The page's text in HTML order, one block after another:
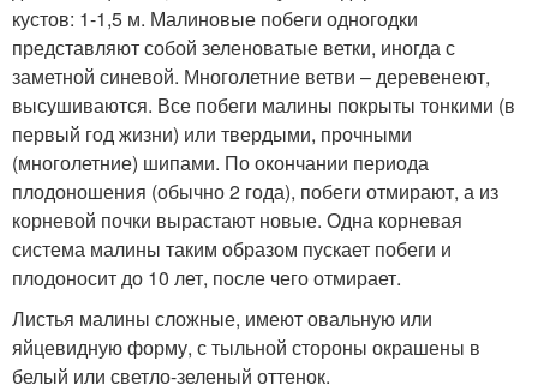
кустов: 1-1,5 м. Малиновые побеги одногодки
представляют собой зеленоватые ветки, иногда с
заметной синевой. Многолетние ветви – деревенеют,
высушиваются. Все побеги малины покрыты тонкими (в
первый год жизни) или твердыми, прочными
(многолетние) шипами. По окончании периода
плодоношения (обычно 2 года), побеги отмирают, а из
корневой почки вырастают новые. Одна корневая
система малины таким образом пускает побеги и
плодоносит до 10 лет, после чего отмирает.
Листья малины сложные, имеют овальную или
яйцевидную форму, с тыльной стороны окрашены в
белый или светло-зеленый оттенок.